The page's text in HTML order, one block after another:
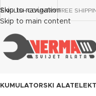
Skip to navigation
Skip to main content
ENGLISHCOUNTRYFREE
ALAT